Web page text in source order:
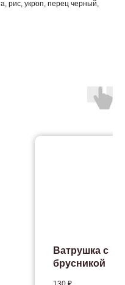
рис, укроп, перец черный,
Ватрушка с
брусникой